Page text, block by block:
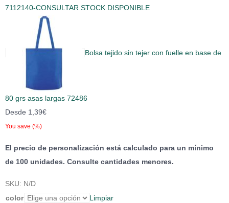
7112140-CONSULTAR STOCK DISPONIBLE
Bolsa tejido sin tejer con fuelle en base de
80 grs asas largas 72486
Desde 1,39€
You save (%)
El precio de personalización está calculado para un mínimo
de 100 unidades. Consulte cantidades menores.
SKU: N/D
color
Limpiar